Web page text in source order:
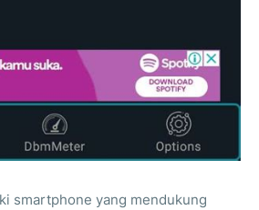
smartphone yang mendukung